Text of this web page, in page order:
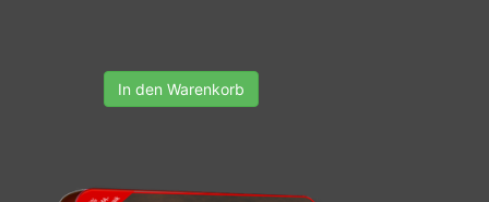
In den Warenkorb